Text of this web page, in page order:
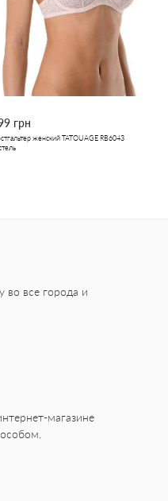
грн
женский TATOUAGE RB6043
во все города и
магазине